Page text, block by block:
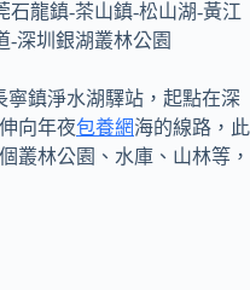
石龍鎮-茶山鎮-松山湖-黃江
-深圳銀湖叢林公園
寧鎮淨水湖驛站，起點在深
向年夜包養網海的線路，此
叢林公園、水庫、山林等，